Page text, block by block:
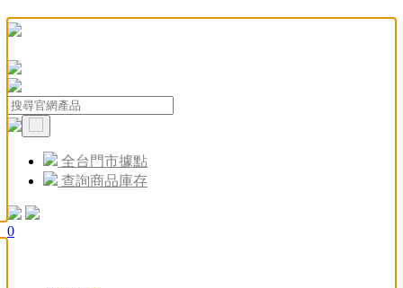
全台門市據點
查詢商品庫存
0